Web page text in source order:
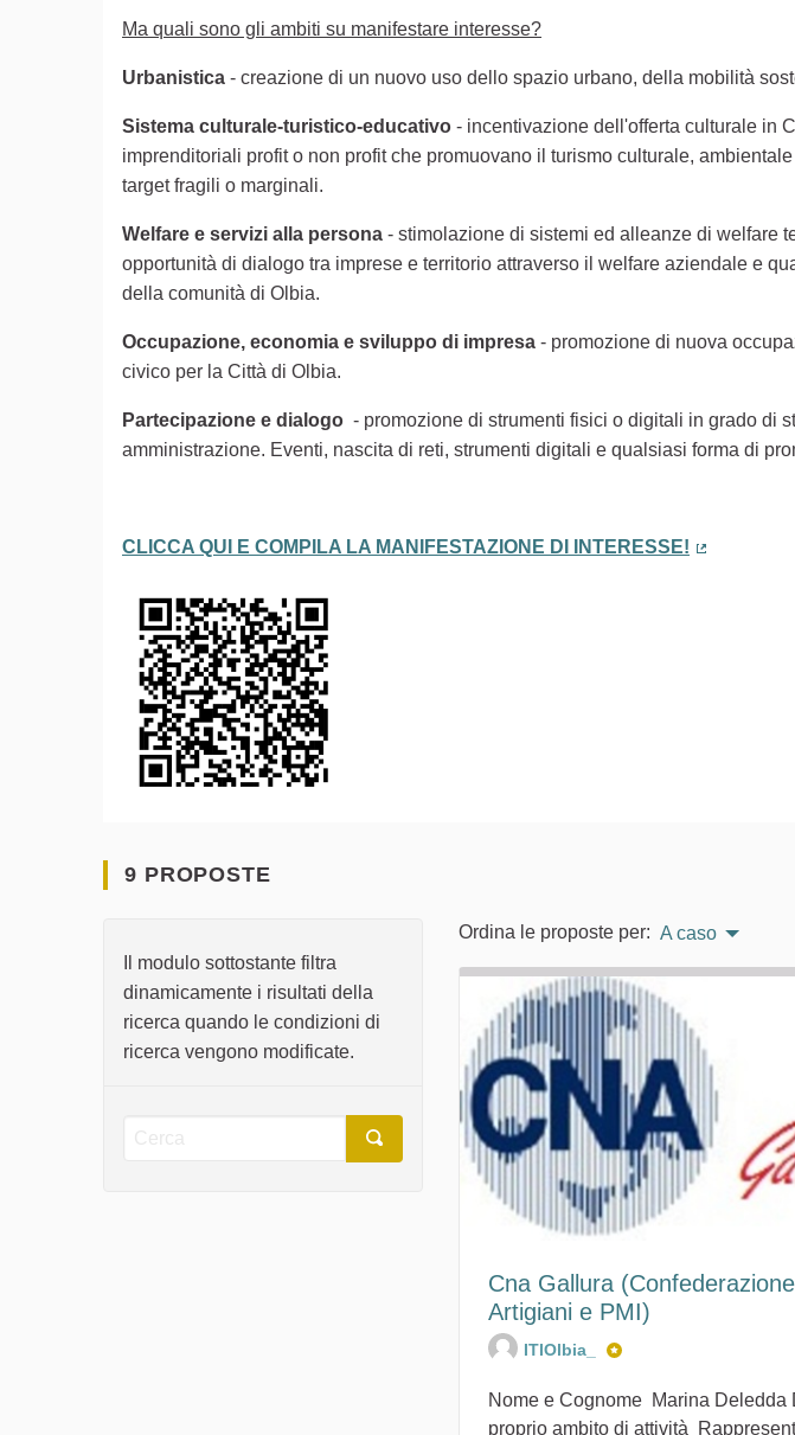
Ma quali sono gli ambiti su manifestare interesse?
Urbanistica - creazione di un nuovo uso dello spazio urbano, della mobilità
Sistema culturale-turistico-educativo - incentivazione dell'offerta culturale in
imprenditoriali profit o non profit che promuovano il turismo culturale,
target fragili o marginali.
Welfare e servizi alla persona - stimolazione di sistemi ed alleanze di welfare
opportunità di dialogo tra imprese e territorio attraverso il welfare aziendale e
della comunità di Olbia.
Occupazione, economia e sviluppo di impresa - promozione di nuova
civico per la Città di Olbia.
Partecipazione e dialogo - promozione di strumenti fisici o digitali in grado di
amministrazione. Eventi, nascita di reti, strumenti digitali e qualsiasi forma di
CLICCA QUI E COMPILA LA MANIFESTAZIONE DI INTERESSE!
9 PROPOSTE
Il modulo sottostante filtra
dinamicamente i risultati della
ricerca quando le condizioni di
ricerca vengono modificate.
Ordina le proposte per: A caso
Cna Gallura
Artigiani e PMI)
ITIOlbia_
Nome e Cognome Marina Deledda
proprio ambito di attività